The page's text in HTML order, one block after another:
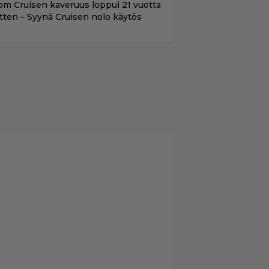
Cruisen kaveruus loppui 21 vuotta
– Syynä Cruisen nolo käytös